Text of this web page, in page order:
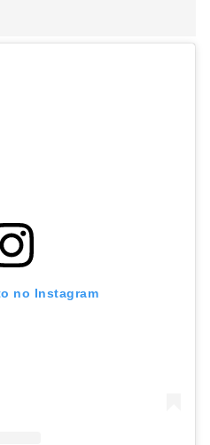
no Instagram